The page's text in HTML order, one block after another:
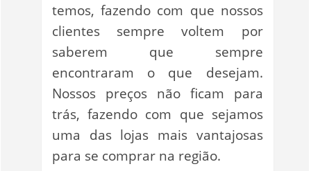
temos, fazendo com que nossos
clientes sempre voltem por
saberem que sempre
encontraram o que desejam.
Nossos preços não ficam para
trás, fazendo com que sejamos
uma das lojas mais vantajosas
para se comprar na região.